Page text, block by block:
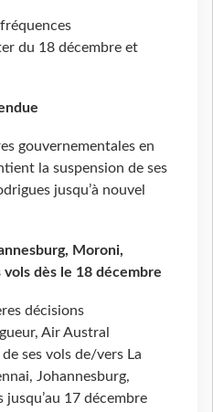
du 18 décembre et
gouvernementales en
la suspension de ses
jusqu’à nouvel
Moroni,
dès le 18 décembre
décisions
Air Austral
ses vols de/vers La
Johannesburg,
17 décembre